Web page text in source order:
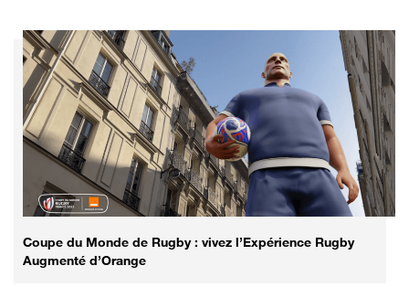
Coupe du Monde de Rugby : vivez l’Expérience Rugby
Augmenté d’Orange